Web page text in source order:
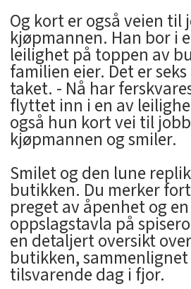
Og kort er også veien til
kjøpmannen. Han bor i
leilighet på toppen av
familien eier. Det er
taket. - Nå har
flyttet inn i en av
også hun kort vei til
kjøpmannen og smiler.
Smilet og den lune
butikken. Du merker
preget av åpenhet og
oppslagstavla på
en detaljert oversikt
butikken,
tilsvarende dag i fjor.